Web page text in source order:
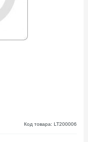
Код товара: LT200006